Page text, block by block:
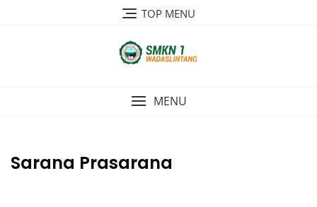
TOP MENU
MENU
Sarana Prasarana